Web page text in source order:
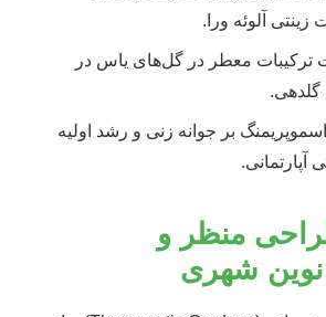
آلوئه ورا.
ترکیبات معطر در گل‌های یاس در
اسموپریمنگ بر جوانه زنی و رشد اولیه
آپارتمانی.
طراحی منظر و
نوین شهری